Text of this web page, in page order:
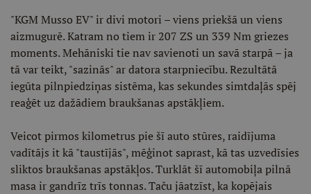
"KGM Musso EV" ir divi motori – viens priekšā un viens
aizmugurē. Katram no tiem ir 207 ZS un 339 Nm griezes
moments. Mehāniski tie nav savienoti un savā starpā – ja
tā var teikt, "sazinās" ar datora starpniecību. Rezultātā
iegūta pilnpiedziņas sistēma, kas sekundes simtdaļās spēj
reaģēt uz dažādiem braukšanas apstākļiem.
Veicot pirmos kilometrus pie šī auto stūres, raidījuma
vadītājs it kā "taustījās", mēģinot saprast, kā tas uzvedīsies
sliktos braukšanas apstākļos. Turklāt šī automobiļa pilnā
masa ir gandrīz trīs tonnas. Taču jāatzīst, ka kopējais